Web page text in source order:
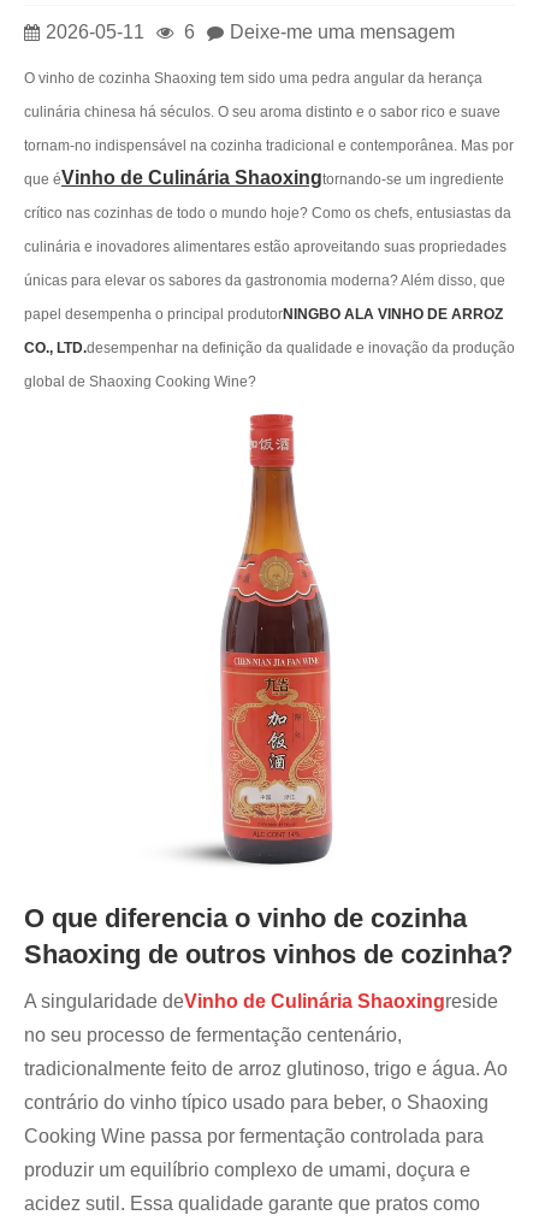
2026-05-11 6 Deixe-me uma mensagem
O vinho de cozinha Shaoxing tem sido uma pedra angular da herança
culinária chinesa há séculos. O seu aroma distinto e o sabor rico e suave
tornam-no indispensável na cozinha tradicional e contemporânea. Mas por
que éVinho de Culinária Shaoxingtornando-se um ingrediente
crítico nas cozinhas de todo o mundo hoje? Como os chefs, entusiastas da
culinária e inovadores alimentares estão aproveitando suas propriedades
únicas para elevar os sabores da gastronomia moderna? Além disso, que
papel desempenha o principal produtorNINGBO ALA VINHO DE ARROZ
CO., LTD.desempenhar na definição da qualidade e inovação da produção
global de Shaoxing Cooking Wine?
O que diferencia o vinho de cozinha
Shaoxing de outros vinhos de cozinha?
A singularidade deVinho de Culinária Shaoxingreside
no seu processo de fermentação centenário,
tradicionalmente feito de arroz glutinoso, trigo e água. Ao
contrário do vinho típico usado para beber, o Shaoxing
Cooking Wine passa por fermentação controlada para
produzir um equilíbrio complexo de umami, doçura e
acidez sutil. Essa qualidade garante que pratos como